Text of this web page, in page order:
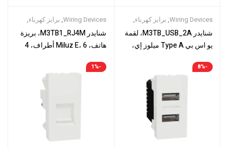
Wiring Devices
, برايز كهرباء,
وشوش كهرباء
شنايدر M3TB_USB_2A، لقمة
يو اس بي Type A ميلوز إي،
-8%
Wiring Devices
, برايز كهرباء,
وشوش كهرباء
شنايدر M3TB1_RJ4M، بريزة
هاتف، Miluz E، 6 أطراف، 4
-1%